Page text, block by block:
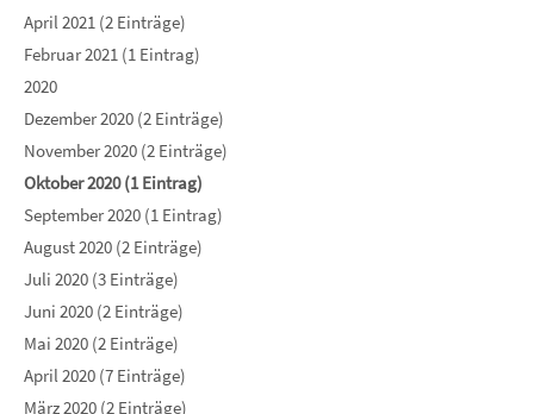
April 2021 (2 Einträge)
Februar 2021 (1 Eintrag)
2020
Dezember 2020 (2 Einträge)
November 2020 (2 Einträge)
Oktober 2020 (1 Eintrag)
September 2020 (1 Eintrag)
August 2020 (2 Einträge)
Juli 2020 (3 Einträge)
Juni 2020 (2 Einträge)
Mai 2020 (2 Einträge)
April 2020 (7 Einträge)
März 2020 (2 Einträge)